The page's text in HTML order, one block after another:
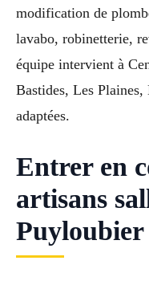
modification de
lavabo, robinetterie,
équipe intervient à
Bastides, Les
adaptées.
Entrer en
artisans
Puyloubier